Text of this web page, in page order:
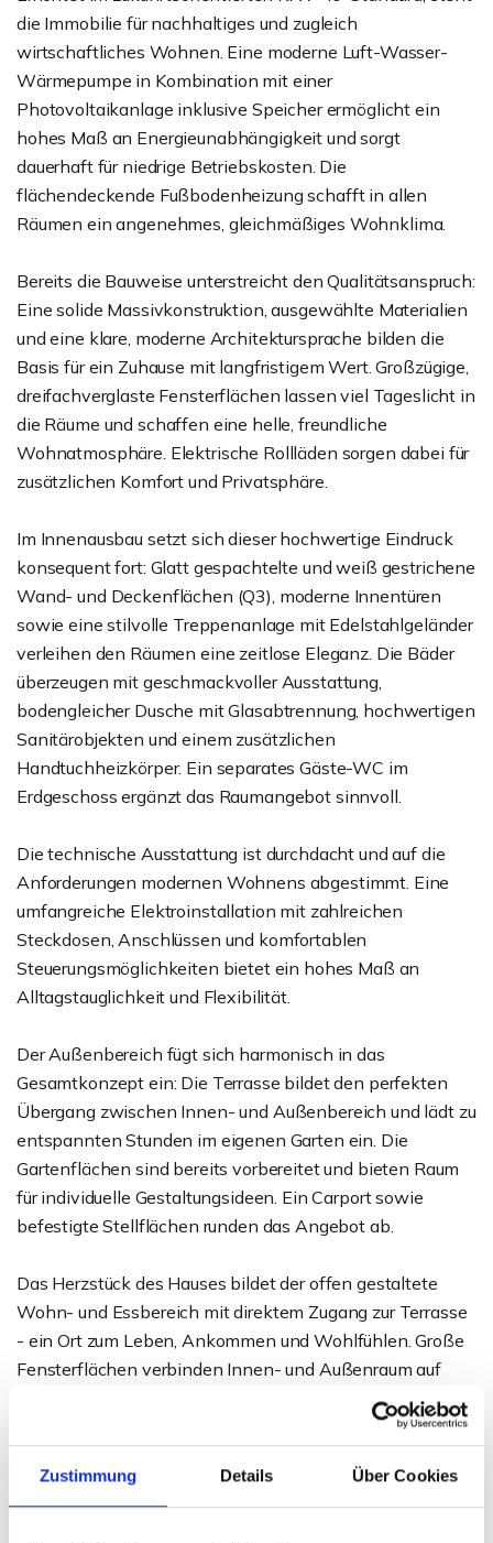
Zustimmung Details Über Cookies
die Immobilie für nachhaltiges und zugleich
wirtschaftliches Wohnen. Eine moderne Luft-Wasser-
Wärmepumpe in Kombination mit einer
Photovoltaikanlage inklusive Speicher ermöglicht ein
hohes Maß an Energieunabhängigkeit und sorgt
dauerhaft für niedrige Betriebskosten. Die
flächendeckende Fußbodenheizung schafft in allen
Räumen ein angenehmes, gleichmäßiges Wohnklima.
Bereits die Bauweise unterstreicht den Qualitätsanspruch:
Eine solide Massivkonstruktion, ausgewählte Materialien
und eine klare, moderne Architektursprache bilden die
Basis für ein Zuhause mit langfristigem Wert. Großzügige,
dreifachverglaste Fensterflächen lassen viel Tageslicht in
die Räume und schaffen eine helle, freundliche
Wohnatmosphäre. Elektrische Rollläden sorgen dabei für
zusätzlichen Komfort und Privatsphäre.
Im Innenausbau setzt sich dieser hochwertige Eindruck
konsequent fort: Glatt gespachtelte und weiß gestrichene
Wand- und Deckenflächen (Q3), moderne Innentüren
sowie eine stilvolle Treppenanlage mit Edelstahlgeländer
verleihen den Räumen eine zeitlose Eleganz. Die Bäder
überzeugen mit geschmackvoller Ausstattung,
bodengleicher Dusche mit Glasabtrennung, hochwertigen
Sanitärobjekten und einem zusätzlichen
Handtuchheizkörper. Ein separates Gäste-WC im
Erdgeschoss ergänzt das Raumangebot sinnvoll.
Die technische Ausstattung ist durchdacht und auf die
Anforderungen modernen Wohnens abgestimmt. Eine
umfangreiche Elektroinstallation mit zahlreichen
Steckdosen, Anschlüssen und komfortablen
Steuerungsmöglichkeiten bietet ein hohes Maß an
Alltagstauglichkeit und Flexibilität.
Der Außenbereich fügt sich harmonisch in das
Gesamtkonzept ein: Die Terrasse bildet den perfekten
Übergang zwischen Innen- und Außenbereich und lädt zu
entspannten Stunden im eigenen Garten ein. Die
Gartenflächen sind bereits vorbereitet und bieten Raum
für individuelle Gestaltungsideen. Ein Carport sowie
befestigte Stellflächen runden das Angebot ab.
Das Herzstück des Hauses bildet der offen gestaltete
Wohn- und Essbereich mit direktem Zugang zur Terrasse
- ein Ort zum Leben, Ankommen und Wohlfühlen. Große
Fensterflächen verbinden Innen- und Außenraum auf
natürliche Weise und schaffen eine helle, einladende
Als Neubau erfüllt diese Immobilie höchste energetische
Anforderungen und bietet damit nicht nur ein